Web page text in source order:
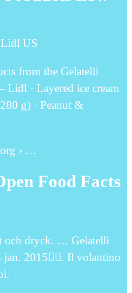
Lidl US
from the Gelatelli
Lidl · Layered ice cream
g) · Peanut &
› …
Food Facts
och dryck. … Gelatelli
jan. 2015󰞋󰟠. Il volantino